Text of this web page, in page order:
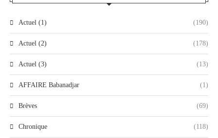
Actuel (1) (190)
Actuel (2) (178)
Actuel (3) (13)
AFFAIRE Babanadjar (1)
Brèves (69)
Chronique (118)